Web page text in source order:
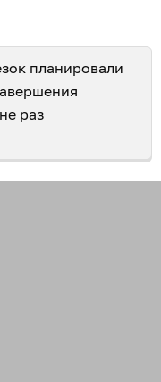
планировали
раз